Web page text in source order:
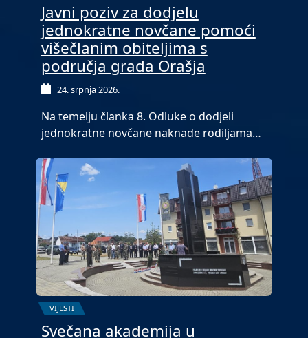
Javni poziv za dodjelu
jednokratne novčane pomoći
višečlanim obiteljima s
područja grada Orašja
24. srpnja 2026.
Na temelju članka 8. Odluke o dodjeli
jednokratne novčane naknade rodiljama…
VIJESTI
Svečana akademija u